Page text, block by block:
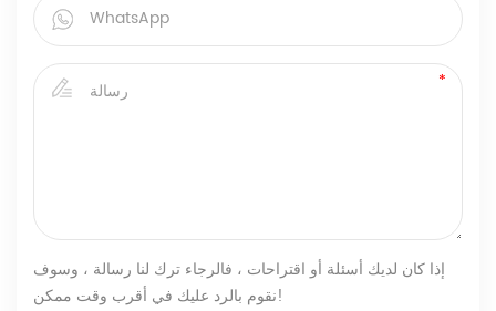
إذا كان لديك أسئلة أو اقتراحات ، فالرجاء ترك لنا رسالة ، وسوف
نقوم بالرد عليك في أقرب وقت ممكن!